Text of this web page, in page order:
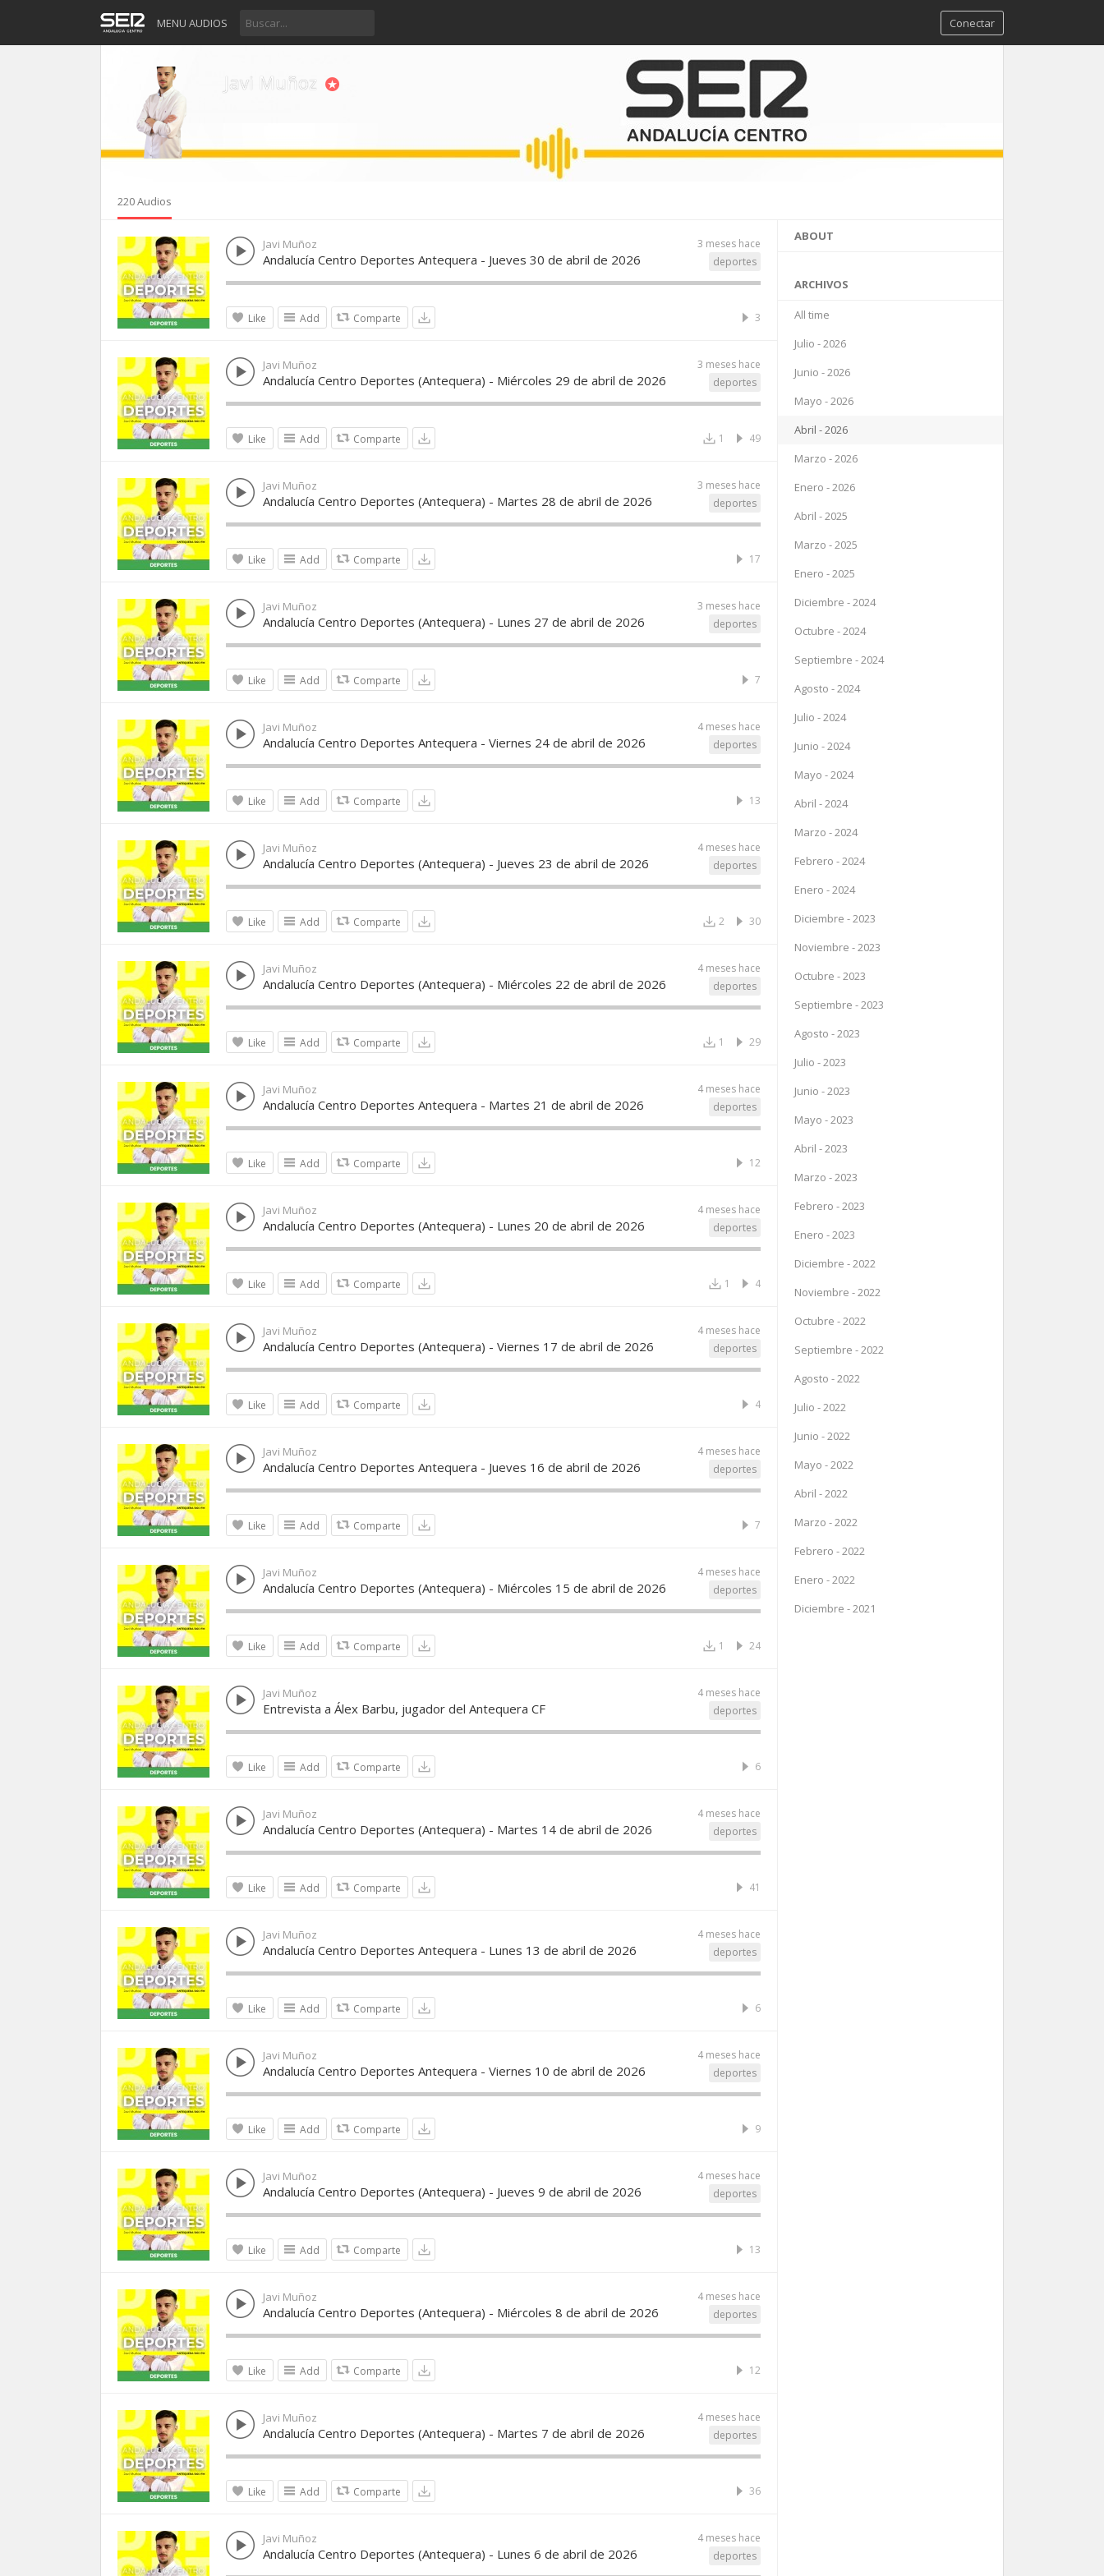
MENU AUDIOS Conectar
Javi Muñoz
220 Audios
3 meses hace
Javi Muñoz
deportes
Andalucía Centro Deportes Antequera - Jueves 30 de abril de 2026
Like Add Comparte 3
3 meses hace
Javi Muñoz
deportes
Andalucía Centro Deportes (Antequera) - Miércoles 29 de abril de 2026
Like Add Comparte 49
1
3 meses hace
Javi Muñoz
deportes
Andalucía Centro Deportes (Antequera) - Martes 28 de abril de 2026
Like Add Comparte 17
3 meses hace
Javi Muñoz
deportes
Andalucía Centro Deportes (Antequera) - Lunes 27 de abril de 2026
Like Add Comparte 7
4 meses hace
Javi Muñoz
deportes
Andalucía Centro Deportes Antequera - Viernes 24 de abril de 2026
Like Add Comparte 13
4 meses hace
Javi Muñoz
deportes
Andalucía Centro Deportes (Antequera) - Jueves 23 de abril de 2026
Like Add Comparte 30
2
4 meses hace
Javi Muñoz
deportes
Andalucía Centro Deportes (Antequera) - Miércoles 22 de abril de 2026
Like Add Comparte 29
1
4 meses hace
Javi Muñoz
deportes
Andalucía Centro Deportes Antequera - Martes 21 de abril de 2026
Like Add Comparte 12
4 meses hace
Javi Muñoz
deportes
Andalucía Centro Deportes (Antequera) - Lunes 20 de abril de 2026
Like Add Comparte 4
1
4 meses hace
Javi Muñoz
deportes
Andalucía Centro Deportes (Antequera) - Viernes 17 de abril de 2026
Like Add Comparte 4
4 meses hace
Javi Muñoz
deportes
Andalucía Centro Deportes Antequera - Jueves 16 de abril de 2026
Like Add Comparte 7
4 meses hace
Javi Muñoz
deportes
Andalucía Centro Deportes (Antequera) - Miércoles 15 de abril de 2026
Like Add Comparte 24
1
4 meses hace
Javi Muñoz
deportes
Entrevista a Álex Barbu, jugador del Antequera CF
Like Add Comparte 6
4 meses hace
Javi Muñoz
deportes
Andalucía Centro Deportes (Antequera) - Martes 14 de abril de 2026
Like Add Comparte 41
4 meses hace
Javi Muñoz
deportes
Andalucía Centro Deportes Antequera - Lunes 13 de abril de 2026
Like Add Comparte 6
4 meses hace
Javi Muñoz
deportes
Andalucía Centro Deportes Antequera - Viernes 10 de abril de 2026
Like Add Comparte 9
4 meses hace
Javi Muñoz
deportes
Andalucía Centro Deportes (Antequera) - Jueves 9 de abril de 2026
Like Add Comparte 13
4 meses hace
Javi Muñoz
deportes
Andalucía Centro Deportes (Antequera) - Miércoles 8 de abril de 2026
Like Add Comparte 12
4 meses hace
Javi Muñoz
deportes
Andalucía Centro Deportes (Antequera) - Martes 7 de abril de 2026
Like Add Comparte 36
4 meses hace
Javi Muñoz
deportes
Andalucía Centro Deportes (Antequera) - Lunes 6 de abril de 2026
ABOUT
ARCHIVOS
All time
Julio - 2026
Junio - 2026
Mayo - 2026
Abril - 2026
Marzo - 2026
Enero - 2026
Abril - 2025
Marzo - 2025
Enero - 2025
Diciembre - 2024
Octubre - 2024
Septiembre - 2024
Agosto - 2024
Julio - 2024
Junio - 2024
Mayo - 2024
Abril - 2024
Marzo - 2024
Febrero - 2024
Enero - 2024
Diciembre - 2023
Noviembre - 2023
Octubre - 2023
Septiembre - 2023
Agosto - 2023
Julio - 2023
Junio - 2023
Mayo - 2023
Abril - 2023
Marzo - 2023
Febrero - 2023
Enero - 2023
Diciembre - 2022
Noviembre - 2022
Octubre - 2022
Septiembre - 2022
Agosto - 2022
Julio - 2022
Junio - 2022
Mayo - 2022
Abril - 2022
Marzo - 2022
Febrero - 2022
Enero - 2022
Diciembre - 2021